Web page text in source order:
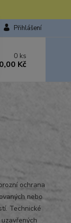
Přihlášení
0 ks
0,00 Kč
ochrana
nebo
Technické